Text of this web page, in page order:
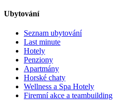
Ubytování
Seznam ubytování
Last minute
Hotely
Penziony
Apartmány
Horské chaty
Wellness a Spa Hotely
Firemní akce a teambuilding